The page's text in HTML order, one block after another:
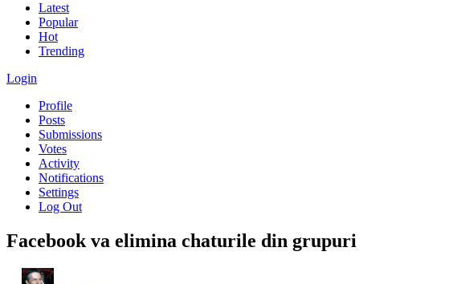
Latest
Popular
Hot
Trending
Login
Profile
Posts
Submissions
Votes
Activity
Notifications
Settings
Log Out
Facebook va elimina chaturile din grupuri